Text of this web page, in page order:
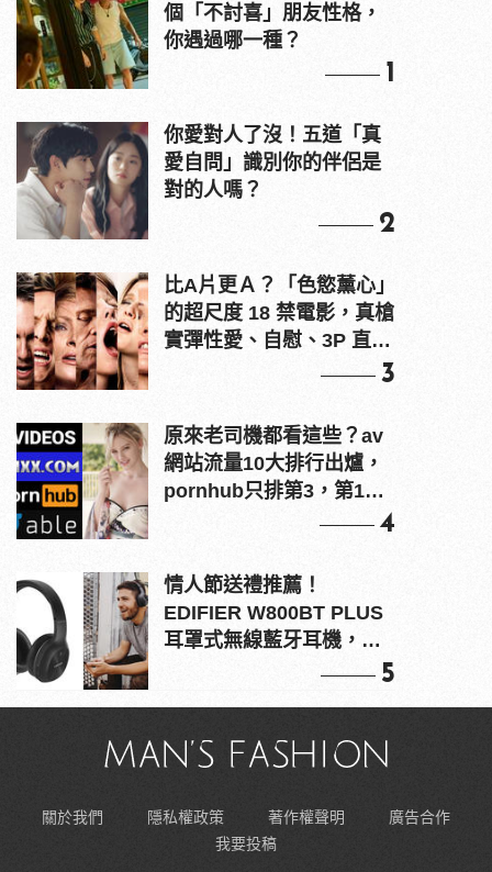
個「不討喜」朋友性格，
你遇過哪一種？
1
你愛對人了沒！五道「真
愛自問」識別你的伴侶是
對的人嗎？
2
比A片更Ａ？「色慾薰心」
的超尺度 18 禁電影，真槍
實彈性愛、自慰、3P 直接
3
原來老司機都看這些？av
網站流量10大排行出爐，
pornhub只排第3，第1名
4
情人節送禮推薦！
EDIFIER W800BT PLUS
耳罩式無線藍牙耳機，在
5
關於我們 隱私權政策 著作權聲明
廣告合作
我要投稿